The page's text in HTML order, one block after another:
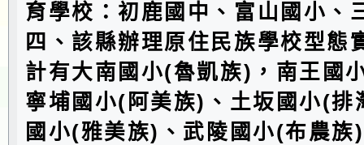
育學校：初鹿國中、富山國小、
四、該縣辦理原住民族學校型態
計有大南國小(魯凱族)，南王國
寧埔國小(阿美族)、土坂國小(排
國小(雅美族)、武陵國小(布農族